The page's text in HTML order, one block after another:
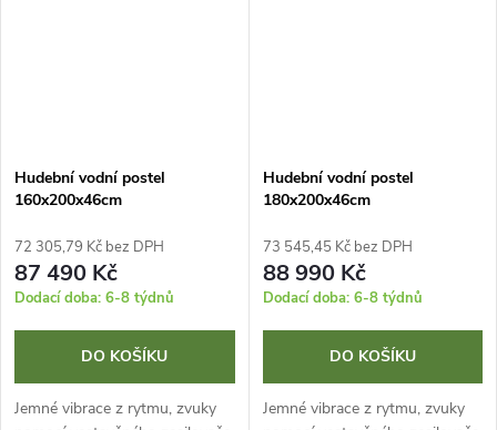
Hudební vodní postel
160x200x46cm
72 305,79 Kč bez DPH
87 490 Kč
Dodací doba: 6-8 týdnů
DO KOŠÍKU
Jemné vibrace z rytmu, zvuky
Hudební vodní postel
180x200x46cm
73 545,45 Kč bez DPH
88 990 Kč
Dodací doba: 6-8 týdnů
DO KOŠÍKU
Jemné vibrace z rytmu, zvuky